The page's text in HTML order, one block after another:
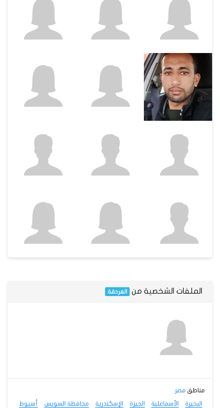
الملفات الشخصية من الغردقة
مناطق مصر
البحيرة
الأسماعلية الجيزة الإسكندرية محافظة السويس
أسيوط